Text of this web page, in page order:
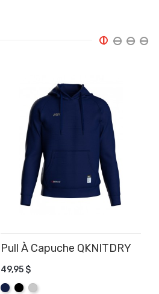
Pull À Capuche QKNITDRY
49,95 $
Marine
NoirGris
AJOUTER AU PANIER